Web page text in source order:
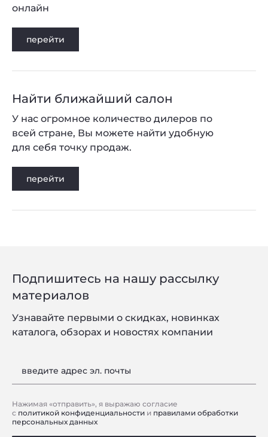
перейти
онлайн
Найти ближайший салон
перейти
У нас огромное количество дилеров по
всей стране, Вы можете найти удобную
для себя точку продаж.
Подпишитесь на нашу рассылку
материалов
Узнавайте первыми о скидках, новинках
каталога, обзорах и новостях компании
введите адрес эл. почты
Нажимая «отправить», я выражаю согласие
с политикой конфиденциальности и правилами обработки
персональных данных